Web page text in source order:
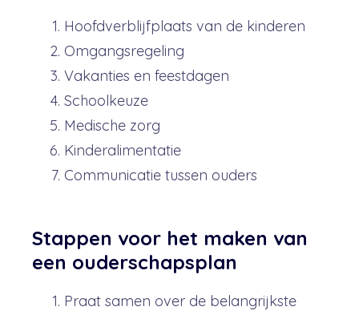
Hoofdverblijfplaats van de kinderen
Omgangsregeling
Vakanties en feestdagen
Schoolkeuze
Medische zorg
Kinderalimentatie
Communicatie tussen ouders
Stappen voor het maken van
een ouderschapsplan
Praat samen over de belangrijkste